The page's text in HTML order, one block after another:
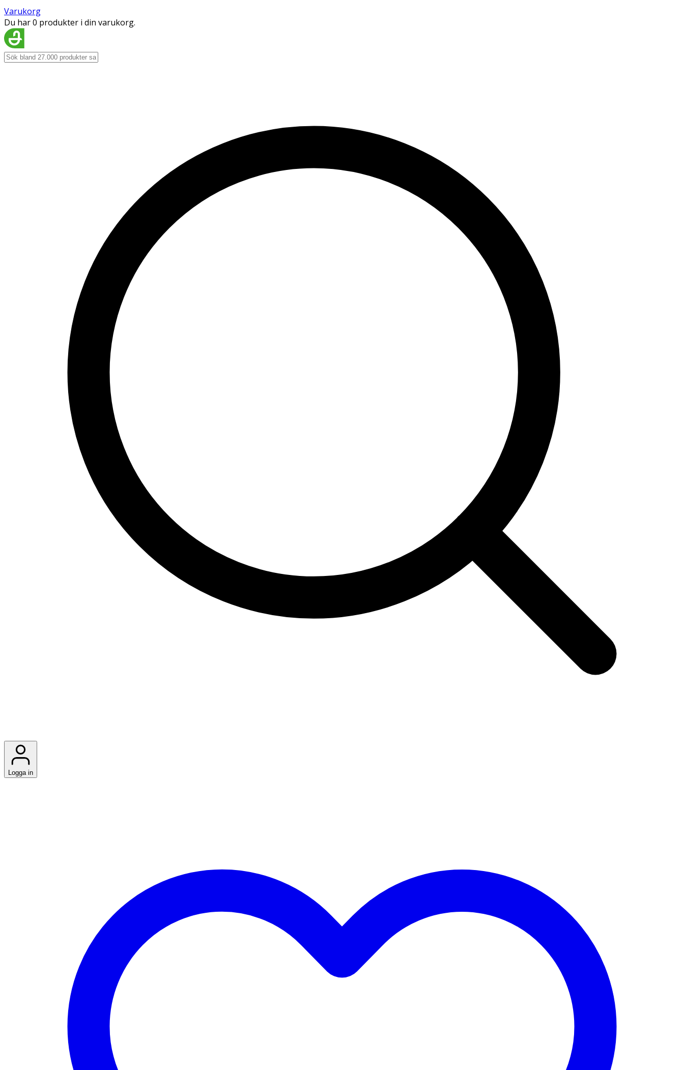
Varukorg
Du har 0 produkter i din varukorg.
Logga in